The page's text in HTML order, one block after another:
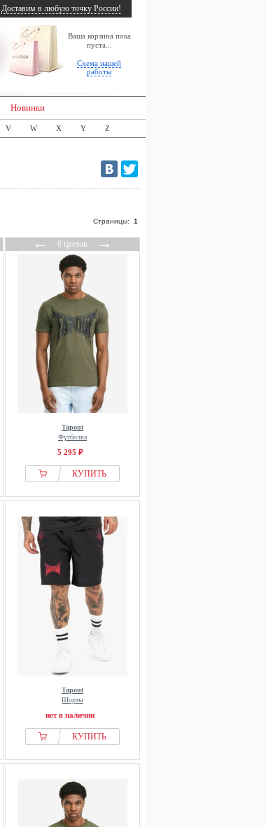
Ваша корзина пока
пуста...
Схема нашей
работы
Доставим в любую точку России!
Новинки
V W X Y Z
Страницы: 1
←6 цветов→
Tapout
Футболка
5 295 ₽
КУПИТЬ
Tapout
Шорты
нет в наличии
КУПИТЬ